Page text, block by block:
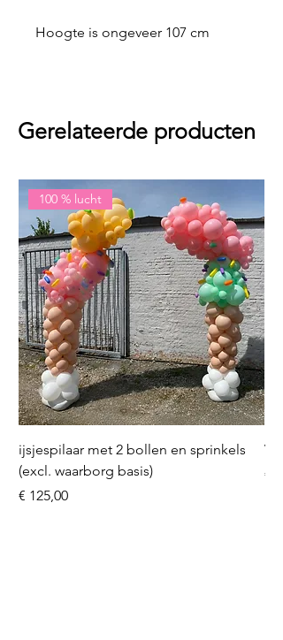
Hoogte is ongeveer 107 cm
Gerelateerde producten
100 % lucht
ijsjespilaar met 2 bollen en sprinkels
(excl. waarborg basis)
Prijs
€ 125,00
Prijs
€